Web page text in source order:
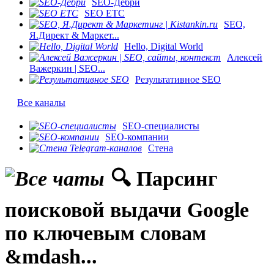
SEO-Де́бри
SEO ETC
SEO,
Я.Директ & Маркет...
Hello, Digital World
Алексей
Важеркин | SEO...
Результативное SEO
Все каналы
SEO-специалисты
SEO-компании
Стена
🔍 Парсинг
поисковой выдачи Google
по ключевым словам
&mdash...